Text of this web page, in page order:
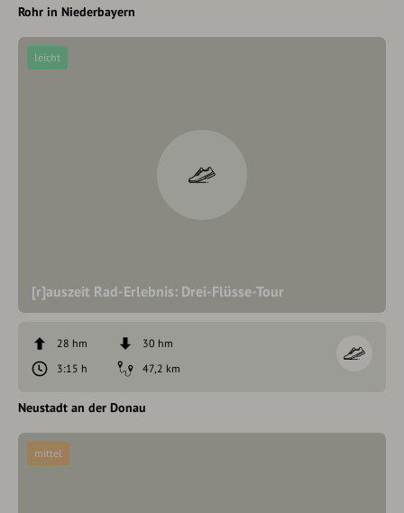
Rohr in Niederbayern
[r]auszeit Rad-Erlebnis: Drei-Flüsse-Tour
leicht
28 hm
30 hm
3:15 h
47,2 km
Neustadt an der Donau
mittel